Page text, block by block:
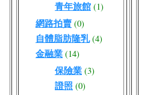
青年旅館 (1)
網路拍賣 (0)
自體脂肪隆乳 (4)
金融業 (14)
保險業 (3)
證照 (0)